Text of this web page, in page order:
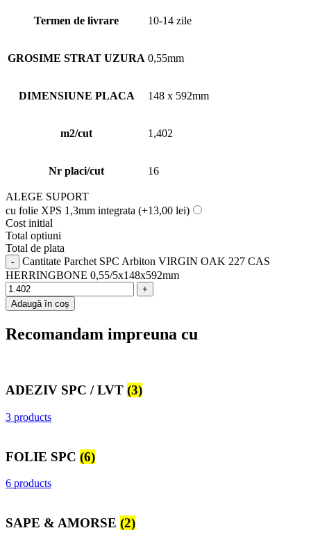
Termen de livrare 10-14 zile
GROSIME STRAT UZURA 0,55mm
DIMENSIUNE PLACA 148 x 592mm
m2/cut 1,402
Nr placi/cut 16
ALEGE SUPORT
cu folie XPS 1,3mm integrata (+13,00 lei)
Cost initial
Total optiuni
Total de plata
Cantitate Parchet SPC Arbiton VIRGIN OAK 227 CAS
HERRINGBONE 0,55/5x148x592mm
Adaugă în coș
Recomandam impreuna cu
ADEZIV SPC / LVT (3)
3 products
FOLIE SPC (6)
6 products
SAPE & AMORSE (2)